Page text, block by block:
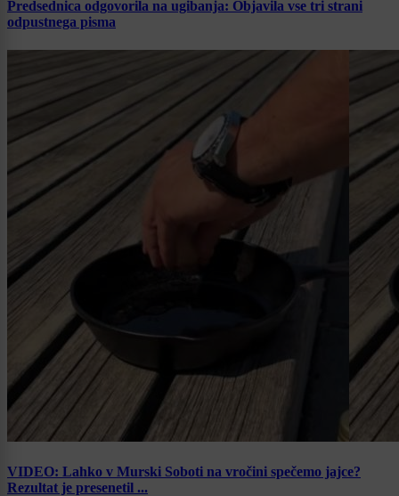
Predsednica odgovorila na ugibanja: Objavila vse tri strani
odpustnega pisma
VIDEO: Lahko v Murski Soboti na vročini spečemo jajce?
Rezultat je presenetil ...